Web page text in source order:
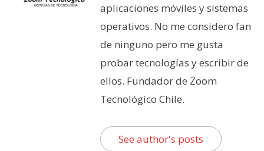
aplicaciones móviles y sistemas
operativos. No me considero fan
de ninguno pero me gusta
probar tecnologías y escribir de
ellos. Fundador de Zoom
Tecnológico Chile.
See author's posts